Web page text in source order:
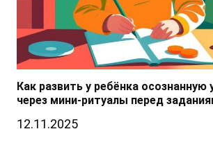
Как развить у ребёнка осознанную
через мини-ритуалы перед
12.11.2025